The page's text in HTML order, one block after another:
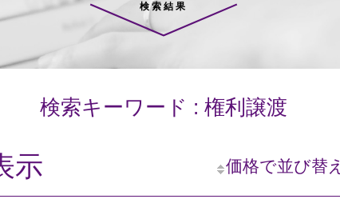
検索結果
検索キーワード : 権利譲渡
示 価格で並び替え